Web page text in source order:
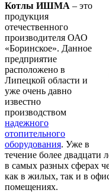
Котлы ИШМА – это
продукция
отечественного
производителя ОАО
«Боринское». Данное
предприятие
расположено в
Липецкой области и
уже очень давно
известно
производством
надежного
отопительного
оборудования. Уже в
течение более двадцати
в самых разных сферах
как в жилых, так и в
помещениях.